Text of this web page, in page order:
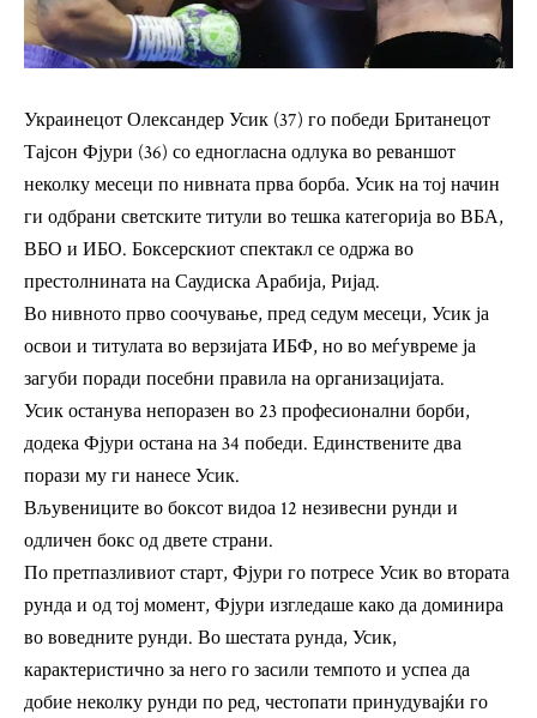
Украинецот Олександер Усик (37) го победи Британецот
Тајсон Фјури (36) со едногласна одлука во реваншот
неколку месеци по нивната прва борба. Усик на тој начин
ги одбрани светските титули во тешка категорија во ВБА,
ВБО и ИБО. Боксерскиот спектакл се одржа во
престолнината на Саудиска Арабија, Ријад.
Во нивното прво соочување, пред седум месеци, Усик ја
освои и титулата во верзијата ИБФ, но во меѓувреме ја
загуби поради посебни правила на организацијата.
Усик останува непоразен во 23 професионални борби,
додека Фјури остана на 34 победи. Единствените два
порази му ги нанесе Усик.
Вљувениците во боксот видоа 12 незивесни рунди и
одличен бокс од двете страни.
По претпазливиот старт, Фјури го потресе Усик во втората
рунда и од тој момент, Фјури изгледаше како да доминира
во воведните рунди. Во шестата рунда, Усик,
карактеристично за него го засили темпото и успеа да
добие неколку рунди по ред, честопати принудувајќи го